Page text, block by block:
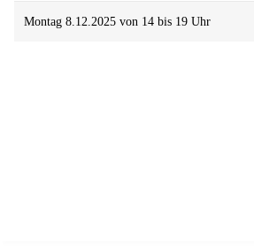
Montag 8.12.2025 von 14 bis 19 Uhr